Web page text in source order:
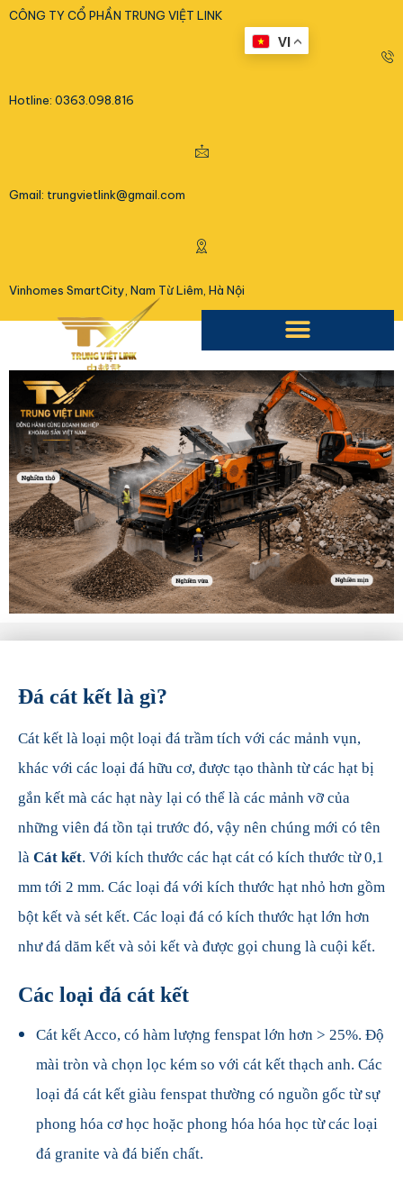
CÔNG TY CỔ PHẦN TRUNG VIỆT LINK
Hotline: 0363.098.816
Gmail: trungvietlink@gmail.com
Vinhomes SmartCity, Nam Từ Liêm, Hà Nội
Đá cát kết là gì?
Cát kết là loại một loại đá trầm tích với các mảnh vụn,
khác với các loại đá hữu cơ, được tạo thành từ các hạt bị
gắn kết mà các hạt này lại có thể là các mảnh vỡ của
những viên đá tồn tại trước đó, vậy nên chúng mới có tên
là Cát kết. Với kích thước các hạt cát có kích thước từ 0,1
mm tới 2 mm. Các loại đá với kích thước hạt nhỏ hơn gồm
bột kết và sét kết. Các loại đá có kích thước hạt lớn hơn
như đá dăm kết và sỏi kết và được gọi chung là cuội kết.
Các loại đá cát kết
Cát kết Acco, có hàm lượng fenspat lớn hơn > 25%. Độ
mài tròn và chọn lọc kém so với cát kết thạch anh. Các
loại đá cát kết giàu fenspat thường có nguồn gốc từ sự
phong hóa cơ học hoặc phong hóa hóa học từ các loại
đá granite và đá biến chất.
VI